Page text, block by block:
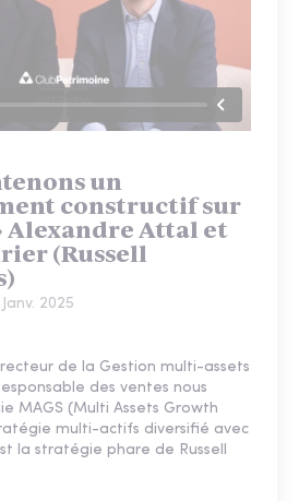
un
constructif sur
Alexandre Attal et
(Russell
Janv. 2025
de la Gestion multi-assets
des ventes nous
MAGS (Multi Assets Growth
multi-actifs diversifié avec
la stratégie phare de Russell